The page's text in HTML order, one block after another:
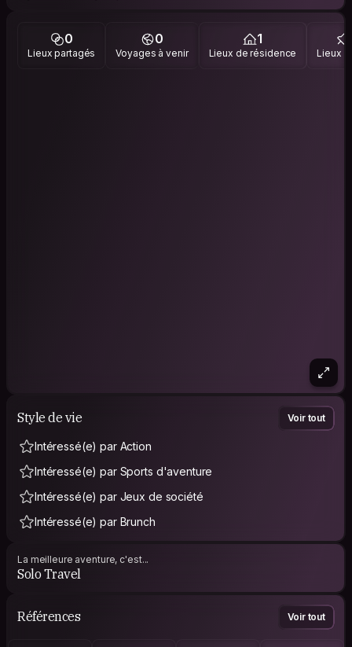
0
Lieux partagés
0
Voyages à venir
1
Lieux de résidence Lieux
Style de vie Voir tout
Intéressé(e) par Action
Intéressé(e) par Sports d'aventure
Intéressé(e) par Jeux de société
Intéressé(e) par Brunch
La meilleure aventure, c'est...
Solo Travel
Références Voir tout